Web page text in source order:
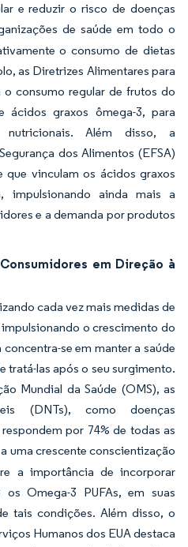
e reduzir o risco de doenças
de saúde em todo o
o consumo de dietas
as Diretrizes Alimentares para
consumo regular de frutos do
ácidos graxos ômega-3, para
nutricionais. Além disso, a
dos Alimentos (EFSA)
que vinculam os ácidos graxos
impulsionando ainda mais a
e a demanda por produtos
em Direção à
cada vez mais medidas de
o crescimento do
se em manter a saúde
tratá-las após o seu surgimento.
Mundial da Saúde (OMS), as
(DNTs), como doenças
por 74% de todas as
uma crescente conscientização
a importância de incorporar
os Omega-3 PUFAs, em suas
tais condições. Além disso, o
Humanos dos EUA destaca